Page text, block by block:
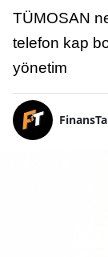
TÜMOSAN
telefon kap
yönetim